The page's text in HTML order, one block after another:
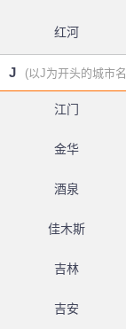
红河
J (以J为开头的城市
江门
金华
酒泉
佳木斯
吉林
吉安